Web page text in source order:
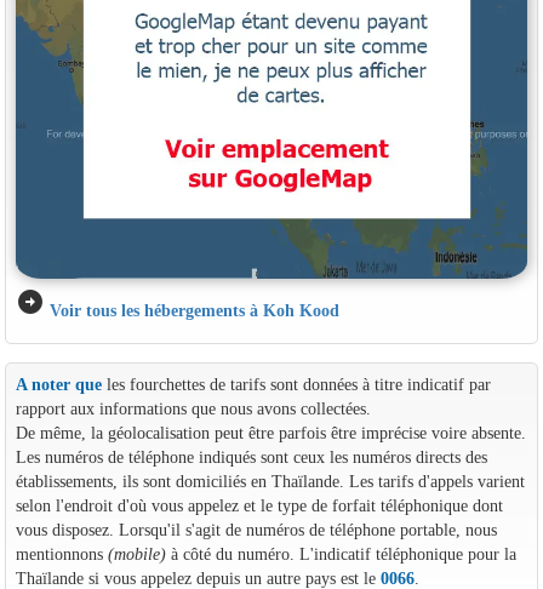
arrow_circle_right Voir tous les hébergements à Koh Kood
A noter queles fourchettes de tarifs sont données à titre indicatif par
rapport aux informations que nous avons collectées.
De même, la géolocalisation peut être parfois être imprécise voire absente.
Les numéros de téléphone indiqués sont ceux les numéros directs des
établissements, ils sont domiciliés en Thaïlande. Les tarifs d'appels varient
selon l'endroit d'où vous appelez et le type de forfait téléphonique dont
vous disposez. Lorsqu'il s'agit de numéros de téléphone portable, nous
mentionnons (mobile)à côté du numéro. L'indicatif téléphonique pour la
Thaïlande si vous appelez depuis un autre pays est le 0066.